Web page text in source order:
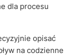
dla procesu
opisać
na codzienne